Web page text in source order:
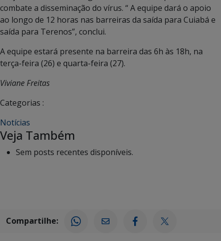
combate a disseminação do vírus. “ A equipe dará o apoio
ao longo de 12 horas nas barreiras da saída para Cuiabá e
saída para Terenos”, conclui.
A equipe estará presente na barreira das 6h às 18h, na
terça-feira (26) e quarta-feira (27).
Viviane Freitas
Categorias :
Notícias
Veja Também
Sem posts recentes disponíveis.
Compartilhe: